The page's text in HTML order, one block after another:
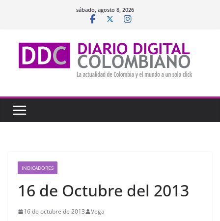
sábado, agosto 8, 2026
INDICADORES
16 de Octubre del 2013
16 de octubre de 2013 Vega